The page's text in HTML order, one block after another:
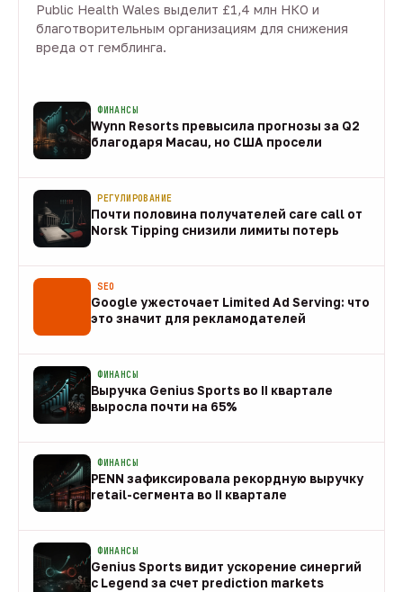
Public Health Wales выделит £1,4 млн НКО и
благотворительным организациям для снижения
вреда от гемблинга.
ФИНАНСЫ
Wynn Resorts превысила прогнозы за Q2
благодаря Macau, но США просели
РЕГУЛИРОВАНИЕ
Почти половина получателей care call от
Norsk Tipping снизили лимиты потерь
SEO
Google ужесточает Limited Ad Serving: что
это значит для рекламодателей
ФИНАНСЫ
Выручка Genius Sports во II квартале
выросла почти на 65%
ФИНАНСЫ
PENN зафиксировала рекордную выручку
retail-сегмента во II квартале
ФИНАНСЫ
Genius Sports видит ускорение синергий
с Legend за счет prediction markets